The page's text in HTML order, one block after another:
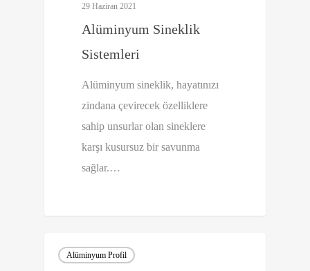
29 Haziran 2021
Alüminyum Sineklik
Sistemleri
Alüminyum sineklik, hayatınızı
zindana çevirecek özelliklere
sahip unsurlar olan sineklere
karşı kusursuz bir savunma
sağlar.…
Alüminyum Profil